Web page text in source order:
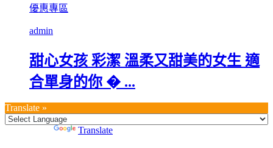
優惠專區
admin
甜心女孩 彩潔 溫柔又甜美的女生 適
合單身的你 � ...
Translate »
Translate